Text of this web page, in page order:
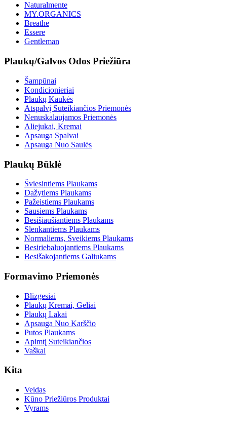
Naturalmente
MY.ORGANICS
Breathe
Essere
Gentleman
Plaukų/Galvos Odos Priežiūra
Šampūnai
Kondicionieriai
Plaukų Kaukės
Atspalvį Suteikiančios Priemonės
Nenuskalaujamos Priemonės
Aliejukai, Kremai
Apsauga Spalvai
Apsauga Nuo Saulės
Plaukų Būklė
Šviesintiems Plaukams
Dažytiems Plaukams
Pažeistiems Plaukams
Sausiems Plaukams
Besišiaušiantiems Plaukams
Slenkantiems Plaukams
Normaliems, Sveikiems Plaukams
Besiriebaluojantiems Plaukams
Besišakojantiems Galiukams
Formavimo Priemonės
Blizgesiai
Plaukų Kremai, Geliai
Plaukų Lakai
Apsauga Nuo Karščio
Putos Plaukams
Apimtį Suteikiančios
Vaškai
Kita
Veidas
Kūno Priežiūros Produktai
Vyrams